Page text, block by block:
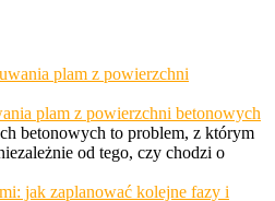
plam z powierzchni betonowych
betonowych to problem, z którym
od tego, czy chodzi o